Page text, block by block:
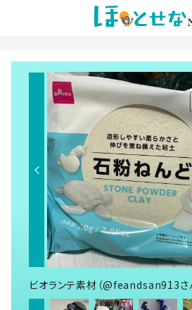
ビオランテ素材（@feandsan913さ